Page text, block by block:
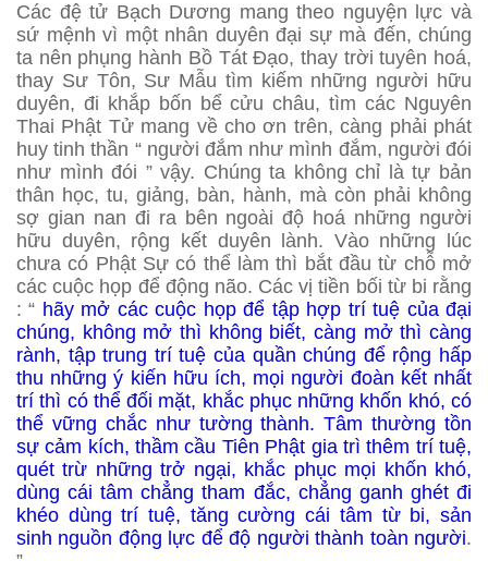
Các đệ tử Bạch Dương mang theo nguyện lực và
sứ mệnh vì một nhân duyên đại sự mà đến, chúng
ta nên phụng hành Bồ Tát Đạo, thay trời tuyên hoá,
thay Sư Tôn, Sư Mẫu tìm kiếm những người hữu
duyên, đi khắp bốn bể cửu châu, tìm các Nguyên
Thai Phật Tử mang về cho ơn trên, càng phải phát
huy tinh thần “ người đắm như mình đắm, người đói
như mình đói ” vậy. Chúng ta không chỉ là tự bản
thân học, tu, giảng, bàn, hành, mà còn phải không
sợ gian nan đi ra bên ngoài độ hoá những người
hữu duyên, rộng kết duyên lành. Vào những lúc
chưa có Phật Sự có thể làm thì bắt đầu từ chỗ mở
các cuộc họp để động não. Các vị tiền bối từ bi rằng
: “ hãy mở các cuộc họp để tập hợp trí tuệ của đại
chúng, không mở thì không biết, càng mở thì càng
rành, tập trung trí tuệ của quần chúng để rộng hấp
thu những ý kiến hữu ích, mọi người đoàn kết nhất
trí thì có thể đối mặt, khắc phục những khốn khó, có
thể vững chắc như tường thành. Tâm thường tồn
sự cảm kích, thầm cầu Tiên Phật gia trì thêm trí tuệ,
quét trừ những trở ngại, khắc phục mọi khốn khó,
dùng cái tâm chẳng tham đắc, chẳng ganh ghét đi
khéo dùng trí tuệ, tăng cường cái tâm từ bi, sản
sinh nguồn động lực để độ người thành toàn người.
”